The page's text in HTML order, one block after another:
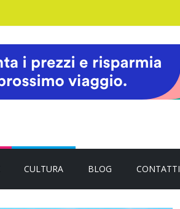
CULTURA BLOG CONTATTI